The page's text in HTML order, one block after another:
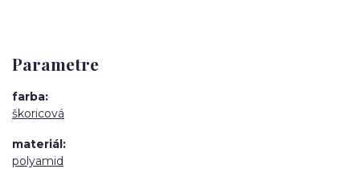
Parametre
farba
škoricová
materiál
polyamid